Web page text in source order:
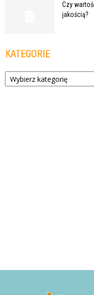
Czy
jakością?
KATEGORIE
Kategorie